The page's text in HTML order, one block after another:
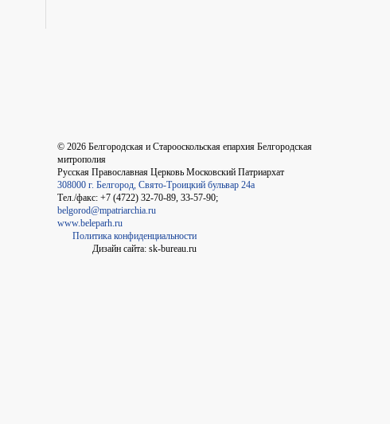
© 2026 Белгородская и Старооскольская епархия Белгородская
митрополия
Русская Православная Церковь Московский Патриархат
308000 г. Белгород, Свято-Троицкий бульвар 24а
Тел./факс: +7 (4722) 32-70-89, 33-57-90;
belgorod@mpatriarchia.ru
www.beleparh.ru
Политика конфиденциальности
Дизайн сайта: sk-bureau.ru